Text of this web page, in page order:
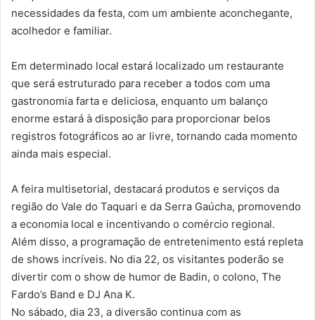
necessidades da festa, com um ambiente aconchegante,
acolhedor e familiar.
Em determinado local estará localizado um restaurante
que será estruturado para receber a todos com uma
gastronomia farta e deliciosa, enquanto um balanço
enorme estará à disposição para proporcionar belos
registros fotográficos ao ar livre, tornando cada momento
ainda mais especial.
A feira multisetorial, destacará produtos e serviços da
região do Vale do Taquari e da Serra Gaúcha, promovendo
a economia local e incentivando o comércio regional.
Além disso, a programação de entretenimento está repleta
de shows incríveis. No dia 22, os visitantes poderão se
divertir com o show de humor de Badin, o colono, The
Fardo’s Band e DJ Ana K.
No sábado, dia 23, a diversão continua com as